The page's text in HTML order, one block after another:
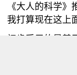
《大人的科学
我打算现在这上
初步采用的是基